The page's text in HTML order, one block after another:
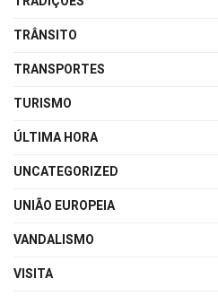
TRÂNSITO
TRANSPORTES
TURISMO
ÚLTIMA HORA
UNCATEGORIZED
UNIÃO EUROPEIA
VANDALISMO
VISITA